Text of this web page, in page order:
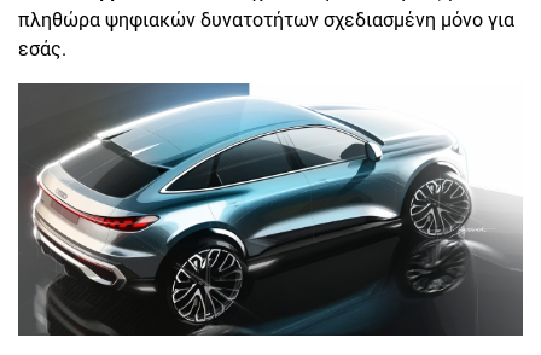
πληθώρα ψηφιακών δυνατοτήτων σχεδιασμένη μόνο για
εσάς.